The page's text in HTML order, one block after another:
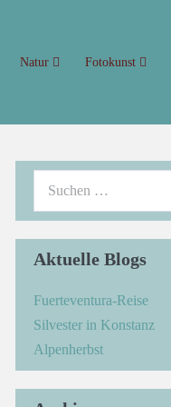
Natur Fotokunst
Aktuelle Blogs
Fuerteventura-Reise
Silvester in Konstanz
Alpenherbst